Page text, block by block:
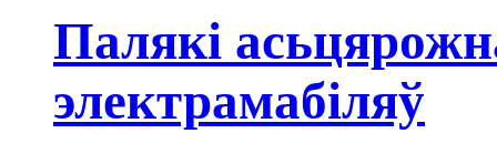
Палякі
электрамабіляў